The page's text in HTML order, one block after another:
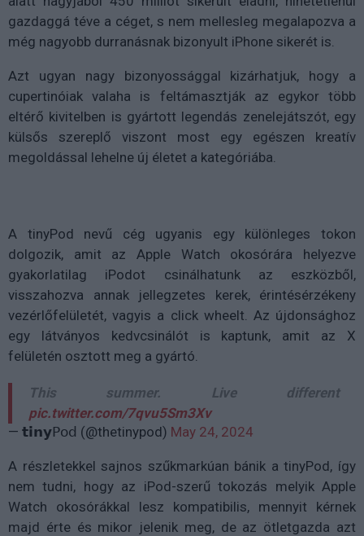
gazdaggá téve a céget, s nem mellesleg megalapozva a
még nagyobb durranásnak bizonyult iPhone sikerét is.
Azt ugyan nagy bizonyossággal kizárhatjuk, hogy a
cupertinóiak valaha is feltámasztják az egykor több
eltérő kivitelben is gyártott legendás zenelejátszót, egy
külsős szereplő viszont most egy egészen kreatív
megoldással lehelne új életet a kategóriába.
A tinyPod nevű cég ugyanis egy különleges tokon
dolgozik, amit az Apple Watch okosórára helyezve
gyakorlatilag iPodot csinálhatunk az eszközből,
visszahozva annak jellegzetes kerek, érintésérzékeny
vezérlőfelületét, vagyis a click wheelt. Az újdonsághoz
egy látványos kedvcsinálót is kaptunk, amit az X
felületén osztott meg a gyártó.
This summer. Live different
pic.twitter.com/7qvu5Sm3Xv
— 𝘁𝗶𝗻𝘆𝖯𝗈𝖽 (@thetinypod) May 24, 2024
A részletekkel sajnos szűkmarkúan bánik a tinyPod, így
nem tudni, hogy az iPod-szerű tokozás melyik Apple
Watch okosórákkal lesz kompatibilis, mennyit kérnek
majd érte és mikor jelenik meg, de az ötletgazda azt